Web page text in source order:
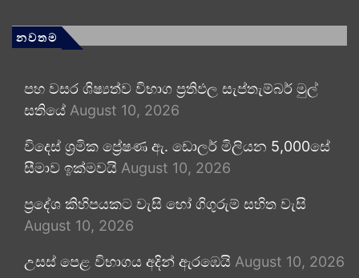
නවතම
පහ වසර ශිෂ්‍යත්ව විභාග ප්‍රතිඵල සැප්තැම්බර් මුල්
සතියේ August 10, 2026
විදෙස් ශ්‍රමික ප්‍රේෂණ ඇ. ඩොලර් මිලියන 5,000සේ
සීමාව ඉක්මවයි August 10, 2026
ප්‍රදේශ කිහිපයකට වැසි හෝ ගිගුරුම් සහිත වැසි
August 10, 2026
උසස් පෙළ විභාගය අදින් ඇරඹෙයි August 10, 2026